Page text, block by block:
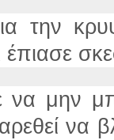
την
μην
να